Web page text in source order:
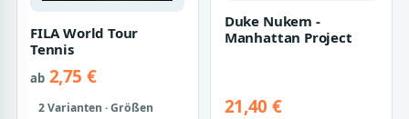
FILA World Tour
Tennis
ab2,75 €
2 Varianten · Größen
Duke Nukem -
Manhattan Project
21,40 €